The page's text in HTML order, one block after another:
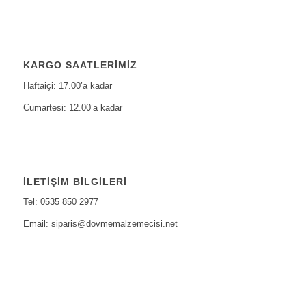
KARGO SAATLERIMIZ
Haftaiçi: 17.00’a kadar
Cumartesi: 12.00’a kadar
İLETIŞIM BILGILERI
Tel: 0535 850 2977
Email: siparis@dovmemalzemecisi.net